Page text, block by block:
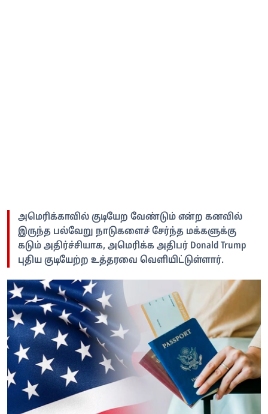
அமெரிக்காவில் குடியேற வேண்டும் என்ற கனவில்
இருந்த பல்வேறு நாடுகளைச் சேர்ந்த மக்களுக்கு
கடும் அதிர்ச்சியாக, அமெரிக்க அதிபர் Donald Trump
புதிய குடியேற்ற உத்தரவை வெளியிட்டுள்ளார்.